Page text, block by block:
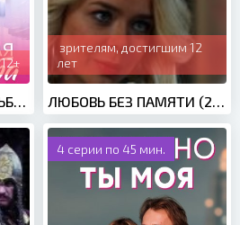
12+
зрителям, достигшим 12
лет
4 серии по 45 мин.